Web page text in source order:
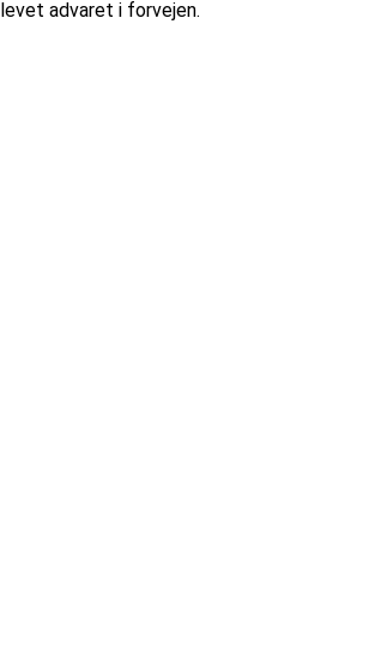
advaret i forvejen.